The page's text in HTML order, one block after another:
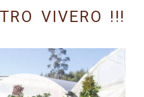
VIVERO !!!